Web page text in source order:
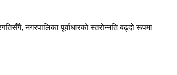
नगरपालिका पूर्वाधारको स्तरोन्नति बढ्दो रूपमा